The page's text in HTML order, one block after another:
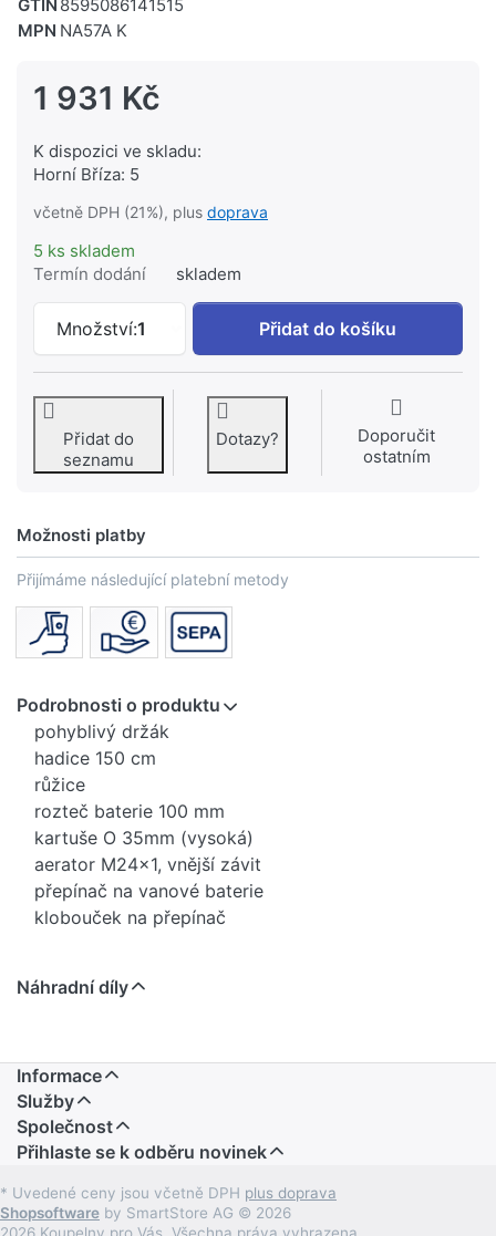
GTIN 8595086141515
MPN NA57A K
1 931 Kč
K dispozici ve skladu:
Horní Bříza: 5
včetně DPH (21%), plus doprava
5 ks skladem
Termín dodání
skladem
Množství:1
KREINER NAPOLI baterie vanová
Přidat do košíku
Přidat do
seznamu
Dotazy?
Doporučit
ostatním
Možnosti platby
Přijímáme následující platební metody
Podrobnosti o produktu
pohyblivý držák
hadice 150 cm
růžice
rozteč baterie 100 mm
kartuše O 35mm (vysoká)
aerator M24x1, vnější závit
přepínač na vanové baterie
klobouček na přepínač
Náhradní díly
Informace
Služby
Společnost
Přihlaste se k odběru novinek
* Uvedené ceny jsou včetně DPH plus doprava
Shopsoftware by SmartStore AG © 2026
2026 Koupelny pro Vás. Všechna práva vyhrazena.